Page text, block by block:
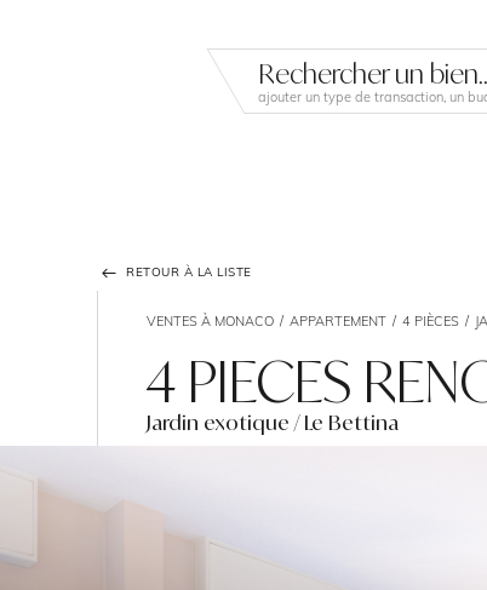
Rechercher un
RETOUR À LA LISTE
VENTES À MONACO APPARTEMENT 4 PIÈCES
4 PIECES
Jardin exotique / Le Bettina